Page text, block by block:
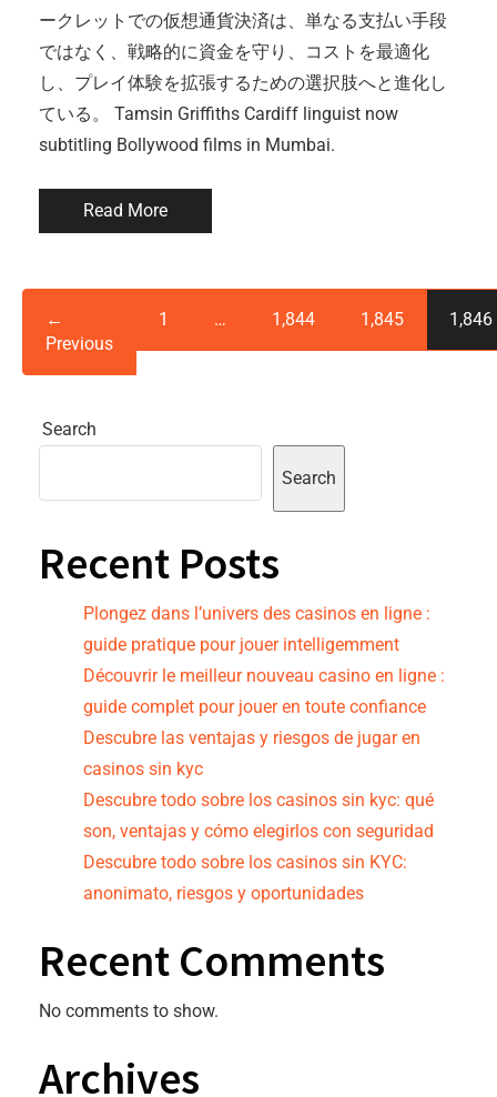
ークレットでの仮想通貨決済は、単なる支払い手段
ではなく、戦略的に資金を守り、コストを最適化
し、プレイ体験を拡張するための選択肢へと進化し
ている。 Tamsin Griffiths Cardiff linguist now
subtitling Bollywood films in Mumbai.
Read More
←
Previous
1 … 1,844 1,845 1,846
Search
Search
Recent Posts
Plongez dans l’univers des casinos en ligne :
guide pratique pour jouer intelligemment
Découvrir le meilleur nouveau casino en ligne :
guide complet pour jouer en toute confiance
Descubre las ventajas y riesgos de jugar en
casinos sin kyc
Descubre todo sobre los casinos sin kyc: qué
son, ventajas y cómo elegirlos con seguridad
Descubre todo sobre los casinos sin KYC:
anonimato, riesgos y oportunidades
Recent Comments
No comments to show.
Archives